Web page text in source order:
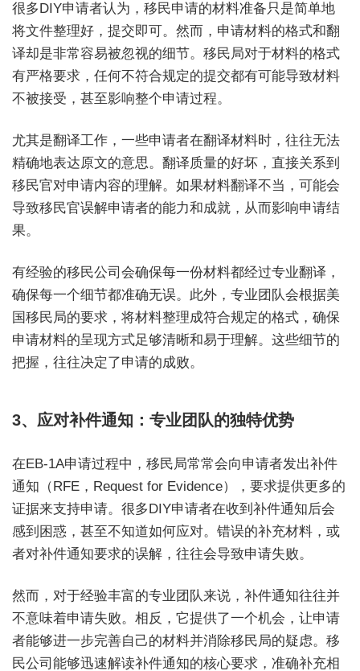
很多DIY申请者认为，移民申请的材料准备只是简单地
将文件整理好，提交即可。然而，申请材料的格式和翻
译却是非常容易被忽视的细节。移民局对于材料的格式
有严格要求，任何不符合规定的提交都有可能导致材料
不被接受，甚至影响整个申请过程。
尤其是翻译工作，一些申请者在翻译材料时，往往无法
精确地表达原文的意思。翻译质量的好坏，直接关系到
移民官对申请内容的理解。如果材料翻译不当，可能会
导致移民官误解申请者的能力和成就，从而影响申请结
果。
有经验的移民公司会确保每一份材料都经过专业翻译，
确保每一个细节都准确无误。此外，专业团队会根据美
国移民局的要求，将材料整理成符合规定的格式，确保
申请材料的呈现方式足够清晰和易于理解。这些细节的
把握，往往决定了申请的成败。
3、应对补件通知：专业团队的独特优势
在EB-1A申请过程中，移民局常常会向申请者发出补件
通知（RFE，Request for Evidence），要求提供更多的
证据来支持申请。很多DIY申请者在收到补件通知后会
感到困惑，甚至不知道如何应对。错误的补充材料，或
者对补件通知要求的误解，往往会导致申请失败。
然而，对于经验丰富的专业团队来说，补件通知往往并
不意味着申请失败。相反，它提供了一个机会，让申请
者能够进一步完善自己的材料并消除移民局的疑虑。移
民公司能够迅速解读补件通知的核心要求，准确补充相